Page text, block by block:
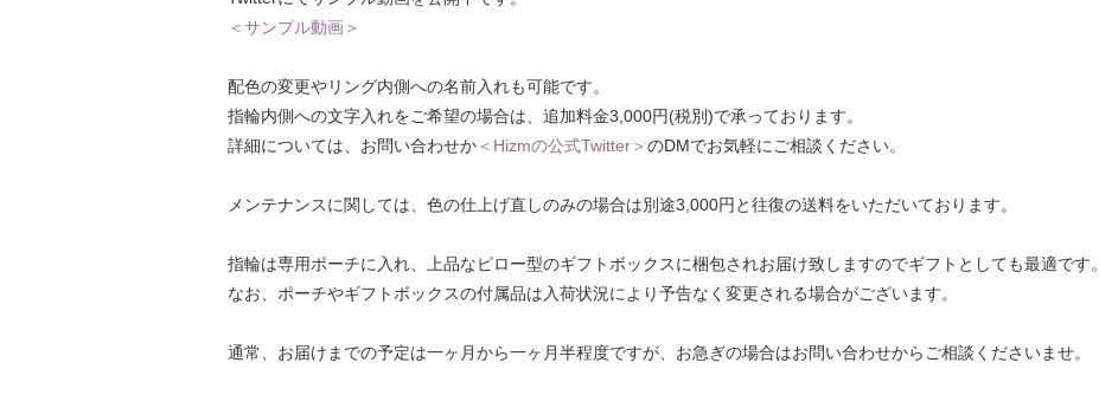
＜サンプル動画＞
配色の変更やリング内側への名前入れも可能です。
指輪内側への文字入れをご希望の場合は、追加料金3,000円(税別)で承っております。
詳細については、お問い合わせか＜Hizmの公式Twitter＞ のDMでお気軽にご相談ください。
メンテナンスに関しては、色の仕上げ直しのみの場合は別途3,000円と往復の送料をいただいております。
指輪は専用ポーチに入れ、上品なピロー型のギフトボックスに梱包されお届け致しますのでギフトとしても最適です。
なお、ポーチやギフトボックスの付属品は入荷状況により予告なく変更される場合がございます。
通常、お届けまでの予定は一ヶ月から一ヶ月半程度ですが、お急ぎの場合はお問い合わせからご相談くださいませ。